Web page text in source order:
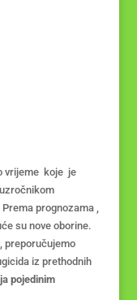
vrijeme koje je
Prema prognozama ,
su nove oborine.
preporučujemo
iz prethodnih
pojedinim